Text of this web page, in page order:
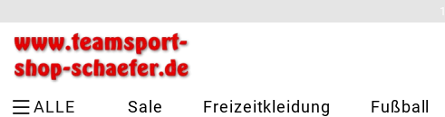
ALLE Sale Freizeitkleidung Fußball